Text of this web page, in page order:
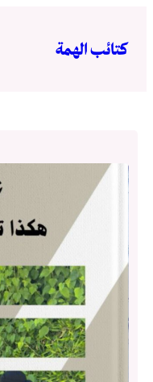
المحتوى
كتائب الهمة